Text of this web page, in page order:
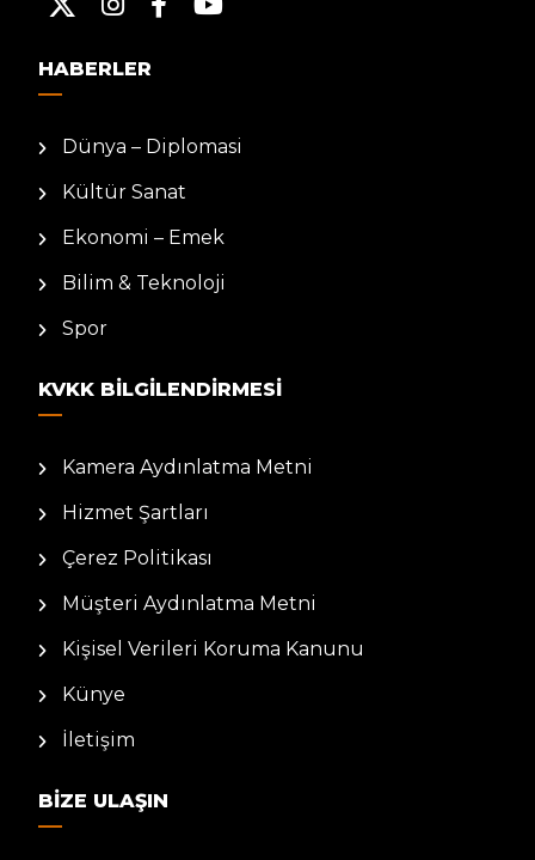
HABERLER
Dünya – Diplomasi
Kültür Sanat
Ekonomi – Emek
Bilim & Teknoloji
Spor
KVKK BILGILENDIRMESI
Kamera Aydınlatma Metni
Hizmet Şartları
Çerez Politikası
Müşteri Aydınlatma Metni
Kişisel Verileri Koruma Kanunu
Künye
İletişim
BIZE ULAŞIN